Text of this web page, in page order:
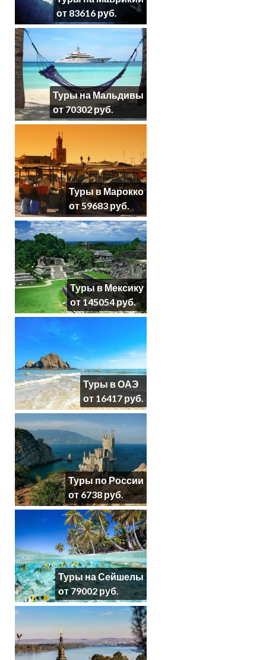
от 83616 руб.
Туры на Мальдивы
от 70302 руб.
Туры в Марокко
от 59683 руб.
Туры в Мексику
от 145054 руб.
Туры в ОАЭ
от 16417 руб.
Туры по России
от 6738 руб.
Туры на Сейшелы
от 79002 руб.